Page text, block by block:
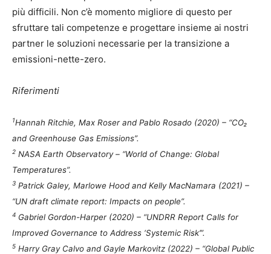
più difficili. Non c’è momento migliore di questo per
sfruttare tali competenze e progettare insieme ai nostri
partner le soluzioni necessarie per la transizione a
emissioni-nette-zero.
Riferimenti
1Hannah Ritchie, Max Roser and Pablo Rosado (2020) – “CO₂
and Greenhouse Gas Emissions”.
2 NASA Earth Observatory – “World of Change: Global
Temperatures”.
3 Patrick Galey, Marlowe Hood and Kelly MacNamara (2021) –
“UN draft climate report: Impacts on people”.
4 Gabriel Gordon-Harper (2020) – “UNDRR Report Calls for
Improved Governance to Address ‘Systemic Risk’”.
5 Harry Gray Calvo and Gayle Markovitz (2022) – “Global Public